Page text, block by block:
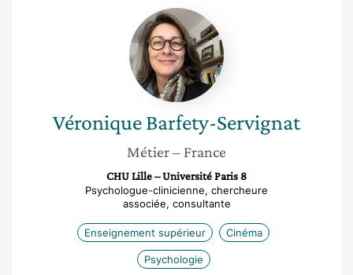
Véronique
Barfety-
Servignat
VéroniqueBarfety-Servignat
Métier– France
CHU Lille – Université Paris 8
Psychologue-clinicienne, chercheure
associée, consultante
Enseignement supérieur Cinéma
Psychologie